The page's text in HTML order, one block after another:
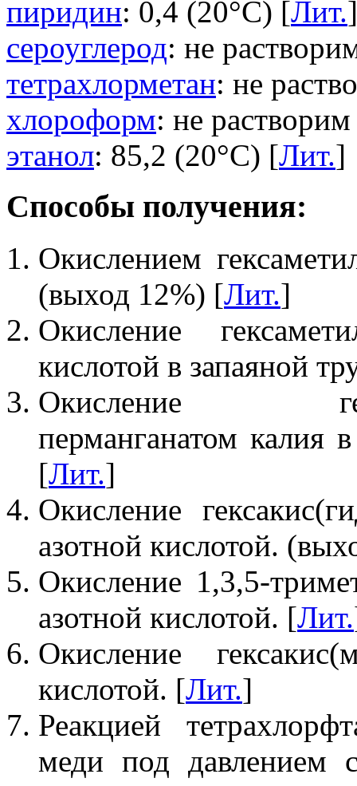
пиридин: 0,4 (20°C) [Лит.]
сероуглерод: не
тетрахлорметан: не
хлороформ: не
этанол: 85,2 (20°C) [Лит.]
Способы получения:
Окислением
(выход 12%) [Лит.]
Окисление
кислотой в запаяной
Окисление
перманганатом калия
[Лит.]
Окисление
азотной кислотой.
Окисление 1,3,5-
азотной кислотой. [Лит.
Окисление
кислотой. [Лит.]
Реакцией
меди под давлением